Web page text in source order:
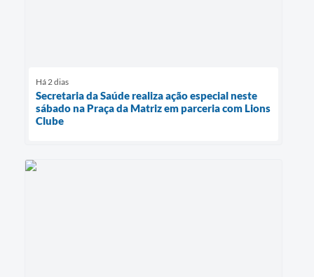
Há 2 dias
Secretaria da Saúde realiza ação especial neste
sábado na Praça da Matriz em parceria com Lions
Clube